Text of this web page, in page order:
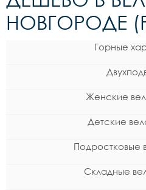
НОВГОРОДЕ
Горные
Женские
Детские
Подростковые
Складные